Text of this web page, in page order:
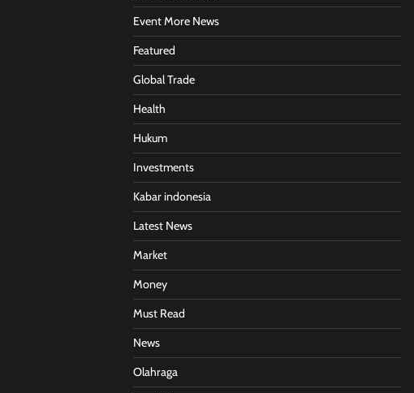
Event More News
Featured
Global Trade
Health
Hukum
Investments
Kabar indonesia
Latest News
Market
Money
Must Read
News
Olahraga